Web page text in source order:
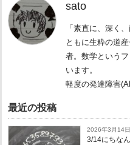
sato
「素直に、深く
ともに生粋の道
者。数学という
います。
軽度の発達障害
最近の投稿
2026年3月14日
3/14にちな